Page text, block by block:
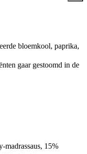
bloemkool, paprika,
gaar gestoomd in de
madrassaus, 15%